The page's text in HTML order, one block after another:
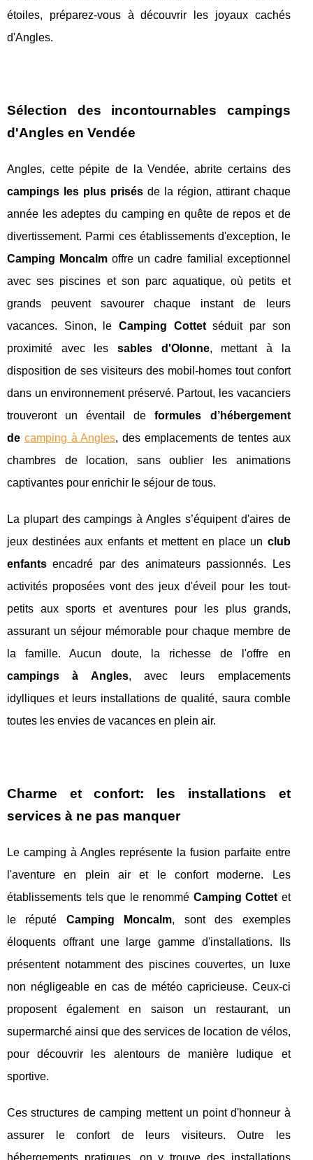
étoiles, préparez-vous à découvrir les joyaux cachés
d'Angles.
Sélection des incontournables campings
d'Angles en Vendée
Angles, cette pépite de la Vendée, abrite certains des
campings les plus prisésde la région, attirant chaque
année les adeptes du camping en quête de repos et de
divertissement. Parmi ces établissements d'exception, le
Camping Moncalm offre un cadre familial exceptionnel
avec ses piscines et son parc aquatique, où petits et
grands peuvent savourer chaque instant de leurs
vacances. Sinon, le Camping Cottetséduit par son
proximité avec les sables d'Olonne, mettant à la
disposition de ses visiteurs des mobil-homes tout confort
dans un environnement préservé. Partout, les vacanciers
trouveront un éventail deformules d’hébergement
de camping à Angles, des emplacements de tentes aux
chambres de location, sans oublier les animations
captivantes pour enrichir le séjour de tous.
La plupart des campings à Angles s’équipent d'aires de
jeux destinées aux enfants et mettent en place un club
enfants encadré par des animateurs passionnés. Les
activités proposées vont des jeux d'éveil pour les tout-
petits aux sports et aventures pour les plus grands,
assurant un séjour mémorable pour chaque membre de
la famille. Aucun doute, la richesse de l'offre en
campings à Angles, avec leurs emplacements
idylliques et leurs installations de qualité, saura comble
toutes les envies de vacances en plein air.
Charme et confort: les installations et
services à ne pas manquer
Le camping à Angles représente la fusion parfaite entre
l'aventure en plein air et le confort moderne. Les
établissements tels que le renommé Camping Cottet et
le réputé Camping Moncalm, sont des exemples
éloquents offrant une large gamme d'installations. Ils
présentent notamment des piscines couvertes, un luxe
non négligeable en cas de météo capricieuse. Ceux-ci
proposent également en saison un restaurant, un
supermarché ainsi que des services de location de vélos,
pour découvrir les alentours de manière ludique et
sportive.
Ces structures de camping mettent un point d'honneur à
assurer le confort de leurs visiteurs. Outre les
hébergements pratiques, on y trouve des installations